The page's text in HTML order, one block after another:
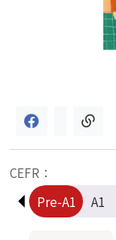
CEFR：
Pre-A1
A1